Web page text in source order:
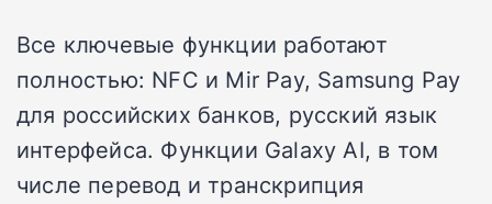
Все ключевые функции работают
полностью: NFC и Mir Pay, Samsung Pay
для российских банков, русский язык
интерфейса. Функции Galaxy AI, в том
числе перевод и транскрипция